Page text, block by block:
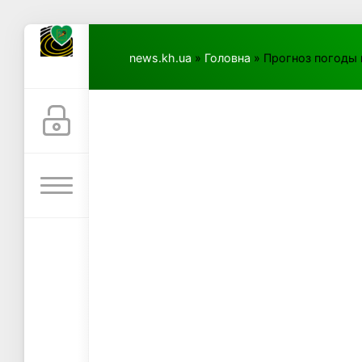
news.kh.ua » Головна » Прогноз погоды